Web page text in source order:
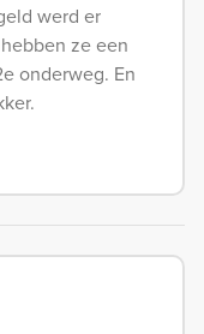
werd er
ze een
onderweg. En